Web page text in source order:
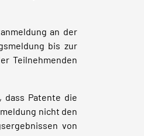
an der
bis zur
Teilnehmenden
dass Patente die
nicht den
von